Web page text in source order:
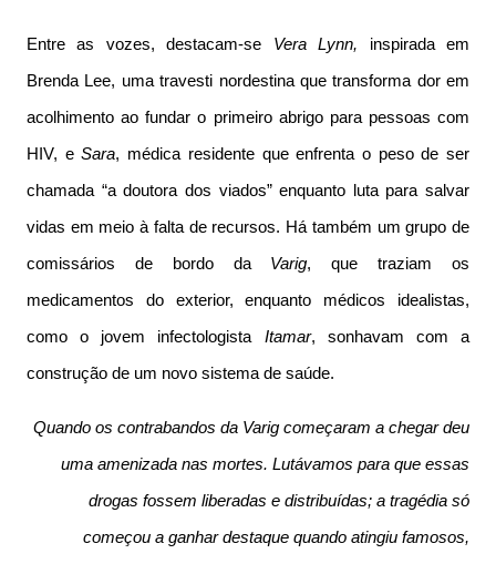
Entre as vozes, destacam-se Vera Lynn, inspirada em
Brenda Lee, uma travesti nordestina que transforma dor em
acolhimento ao fundar o primeiro abrigo para pessoas com
HIV, eSara, médica residente que enfrenta o peso de ser
chamada “a doutora dos viados” enquanto luta para salvar
vidas em meio à falta de recursos. Há também um grupo de
comissários de bordo da Varig, que traziam os
medicamentos do exterior, enquanto médicos idealistas,
como o jovem infectologista Itamar, sonhavam com a
construção de um novo sistema de saúde.
Quando os contrabandos da Varig começaram a chegar deu
uma amenizada nas mortes. Lutávamos para que essas
drogas fossem liberadas e distribuídas; a tragédia só
começou a ganhar destaque quando atingiu famosos,